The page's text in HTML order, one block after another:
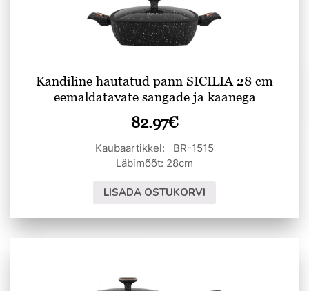
Kandiline hautatud pann SICILIA 28 cm
eemaldatavate sangade ja kaanega
82.97€
Kaubaartikkel: BR-1515
Läbimõõt: 28cm
LISADA OSTUKORVI